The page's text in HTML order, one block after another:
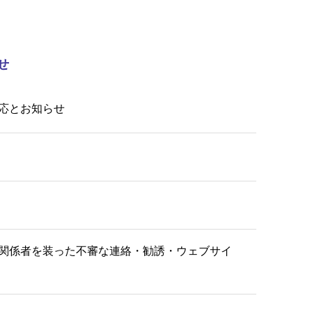
とお知らせ
係者を装った不審な連絡・勧誘・ウェブサイ